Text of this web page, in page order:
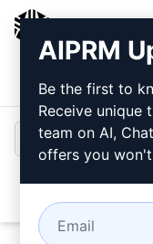
AIPRM
Be the first to
Receive unique
team on AI,
offers you won't